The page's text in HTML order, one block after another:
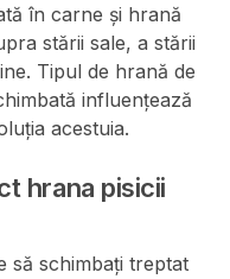
în carne și hrană
stării sale, a stării
Tipul de hrană de
influențează
acestuia.
hrana pisicii
să schimbați treptat